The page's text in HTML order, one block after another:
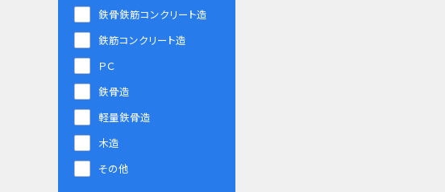
鉄骨鉄筋コンクリート造
鉄筋コンクリート造
ＰＣ
鉄骨造
軽量鉄骨造
木造
その他